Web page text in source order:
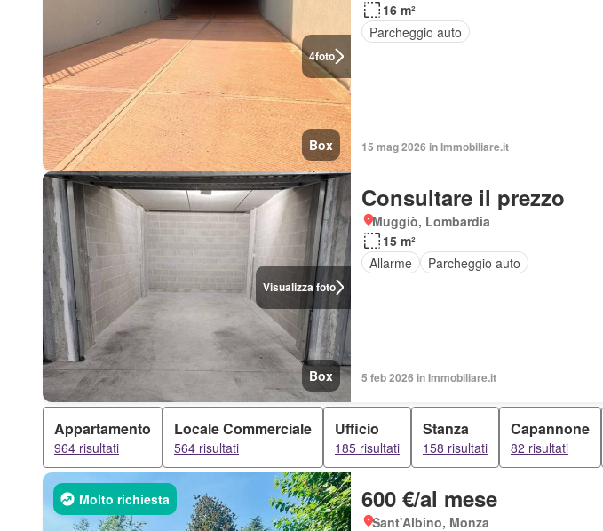
4foto
Box
16 m²
Parcheggio auto
15 mag 2026 in Immobiliare.it
Visualizza foto
Box
Consultare il prezzo
Muggiò, Lombardia
15 m²
Allarme
Parcheggio auto
5 feb 2026 in Immobiliare.it
Appartamento
964 risultati
Locale Commerciale
564 risultati
Ufficio
185 risultati
Stanza
158 risultati
Capannone
82 risultati
Molto richiesta 600 €/al mese
Sant'Albino, Monza